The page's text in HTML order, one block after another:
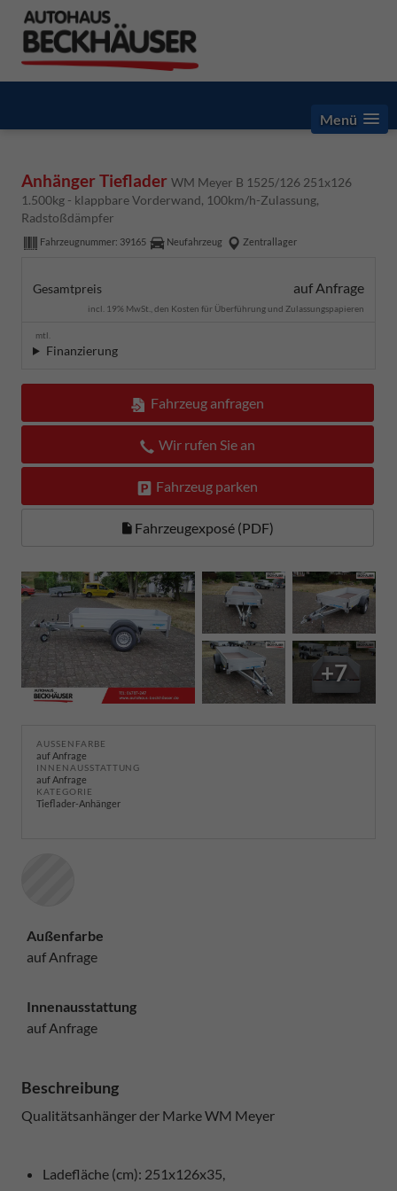
Menü
Anhänger Tieflader WM Meyer B 1525/126 251x126
1.500kg - klappbare Vorderwand, 100km/h-Zulassung,
Radstoßdämpfer
Fahrzeugnummer: 39165 Neufahrzeug Zentrallager
Gesamtpreis auf Anfrage
incl. 19% MwSt., den Kosten für Überführung und Zulassungspapieren
mtl.
Finanzierung
Fahrzeug anfragen
Wir rufen Sie an
Fahrzeug parken
Fahrzeugexposé (PDF)
+7
AUSSENFARBE
auf Anfrage
INNENAUSSTATTUNG
auf Anfrage
KATEGORIE
Tieflader-Anhänger
Außenfarbe
auf Anfrage
Innenausstattung
auf Anfrage
Beschreibung
Qualitätsanhänger der Marke WM Meyer
Ladefläche (cm): 251x126x35,